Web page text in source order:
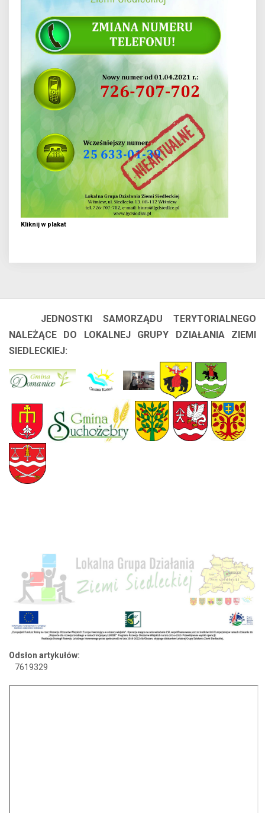
Kliknij w plakat
JEDNOSTKI SAMORZĄDU TERYTORIALNEGO
NALEŻĄCE DO LOKALNEJ GRUPY DZIAŁANIA ZIEMI
SIEDLECKIEJ:
Odsłon artykułów:
7619329